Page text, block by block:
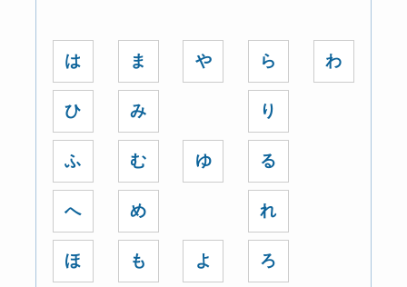
は
ひ
ふ
へ
ほ
ま
み
む
め
も
や
ゆ
よ
ら
り
る
れ
ろ
わ